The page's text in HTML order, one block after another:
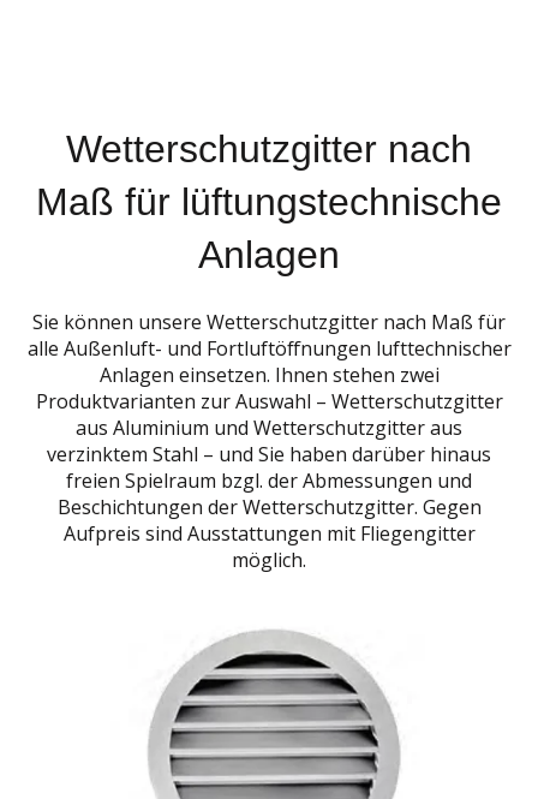
Wetterschutzgitter nach
Maß für lüftungstechnische
Anlagen
Sie können unsere Wetterschutzgitter nach Maß für
alle Außenluft- und Fortluftöffnungen lufttechnischer
Anlagen einsetzen. Ihnen stehen zwei
Produktvarianten zur Auswahl – Wetterschutzgitter
aus Aluminium und Wetterschutzgitter aus
verzinktem Stahl – und Sie haben darüber hinaus
freien Spielraum bzgl. der Abmessungen und
Beschichtungen der Wetterschutzgitter. Gegen
Aufpreis sind Ausstattungen mit Fliegengitter
möglich.